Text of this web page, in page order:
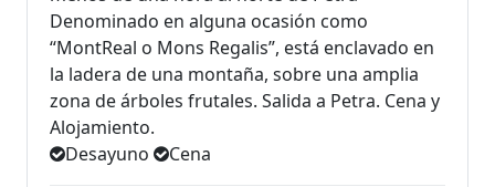
Denominado en alguna ocasión como
“MontReal o Mons Regalis”, está enclavado en
la ladera de una montaña, sobre una amplia
zona de árboles frutales. Salida a Petra. Cena y
Alojamiento.
Desayuno
Cena